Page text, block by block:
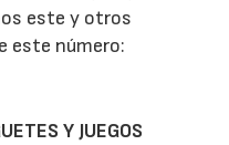
este y otros
este número:
Y JUEGOS